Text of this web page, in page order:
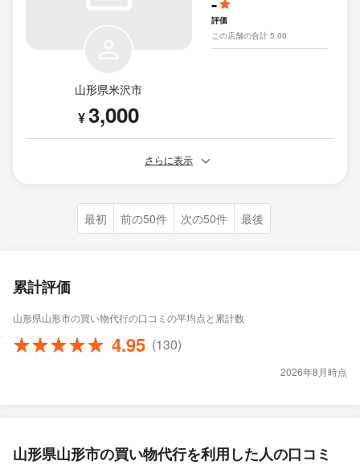
山形県米沢市
¥3,000
評価
この店舗の合計 5.00
さらに表示
最初 前の50件 次の50件 最後
累計評価
山形県山形市の買い物代行の口コミの平均点と累計数
4.95 (130)
2026年8月時点
山形県山形市の買い物代行を利用した人の口コミ